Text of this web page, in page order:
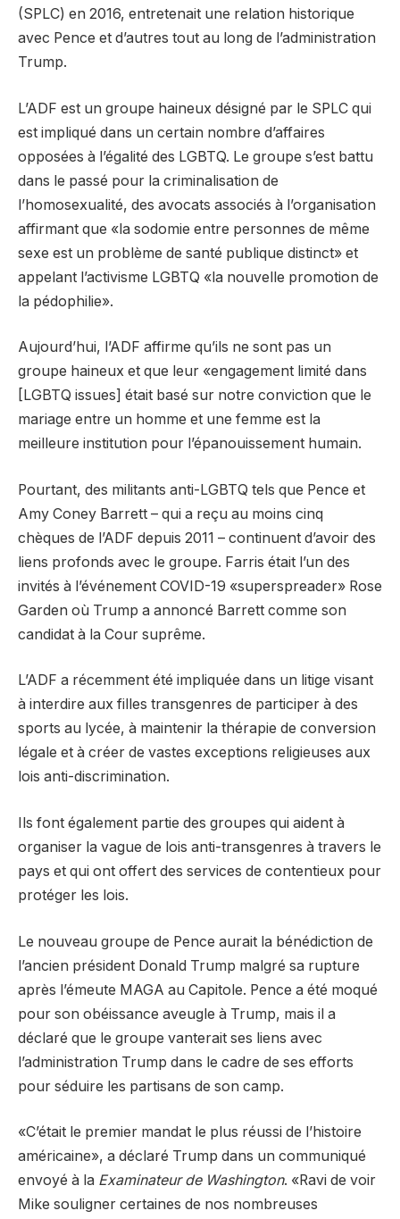
(SPLC) en 2016, entretenait une relation historique
avec Pence et d’autres tout au long de l’administration
Trump.
L’ADF est un groupe haineux désigné par le SPLC qui
est impliqué dans un certain nombre d’affaires
opposées à l’égalité des LGBTQ. Le groupe s’est battu
dans le passé pour la criminalisation de
l’homosexualité, des avocats associés à l’organisation
affirmant que «la sodomie entre personnes de même
sexe est un problème de santé publique distinct» et
appelant l’activisme LGBTQ «la nouvelle promotion de
la pédophilie».
Aujourd’hui, l’ADF affirme qu’ils ne sont pas un
groupe haineux et que leur «engagement limité dans
[LGBTQ issues] était basé sur notre conviction que le
mariage entre un homme et une femme est la
meilleure institution pour l’épanouissement humain.
Pourtant, des militants anti-LGBTQ tels que Pence et
Amy Coney Barrett – qui a reçu au moins cinq
chèques de l’ADF depuis 2011 – continuent d’avoir des
liens profonds avec le groupe. Farris était l’un des
invités à l’événement COVID-19 «superspreader» Rose
Garden où Trump a annoncé Barrett comme son
candidat à la Cour suprême.
L’ADF a récemment été impliquée dans un litige visant
à interdire aux filles transgenres de participer à des
sports au lycée, à maintenir la thérapie de conversion
légale et à créer de vastes exceptions religieuses aux
lois anti-discrimination.
Ils font également partie des groupes qui aident à
organiser la vague de lois anti-transgenres à travers le
pays et qui ont offert des services de contentieux pour
protéger les lois.
Le nouveau groupe de Pence aurait la bénédiction de
l’ancien président Donald Trump malgré sa rupture
après l’émeute MAGA au Capitole. Pence a été moqué
pour son obéissance aveugle à Trump, mais il a
déclaré que le groupe vanterait ses liens avec
l’administration Trump dans le cadre de ses efforts
pour séduire les partisans de son camp.
«C’était le premier mandat le plus réussi de l’histoire
américaine», a déclaré Trump dans un communiqué
envoyé à la Examinateur de Washington. «Ravi de voir
Mike souligner certaines de nos nombreuses